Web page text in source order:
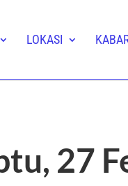
LOKASI
27